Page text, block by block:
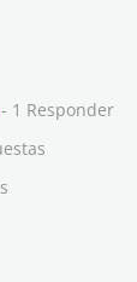
- 1 Responder